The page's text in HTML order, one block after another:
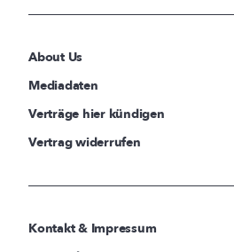
About Us
Mediadaten
Verträge hier kündigen
Vertrag widerrufen
Kontakt & Impressum